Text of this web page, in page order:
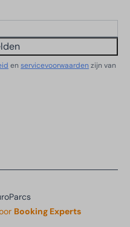
en servicevoorwaarden zijn van
Booking Experts